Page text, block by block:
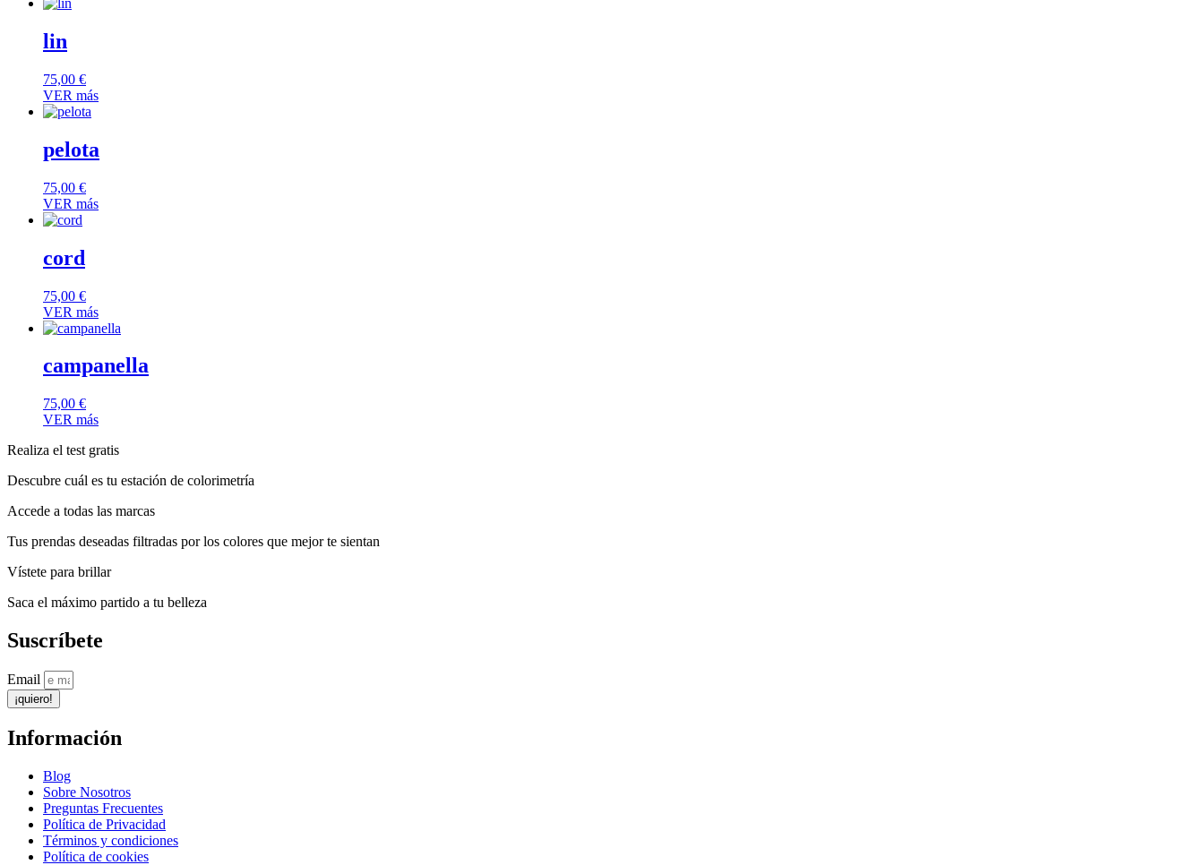
lin
75,00 €
VER más
pelota
75,00 €
VER más
cord
75,00 €
VER más
campanella
75,00 €
VER más
Realiza el test gratis
Descubre cuál es tu estación de colorimetría
Accede a todas las marcas
Tus prendas deseadas filtradas por los colores que mejor te sientan
Vístete para brillar
Saca el máximo partido a tu belleza
Suscríbete
Email
¡quiero!
Información
Blog
Sobre Nosotros
Preguntas Frecuentes
Política de Privacidad
Términos y condiciones
Política de cookies